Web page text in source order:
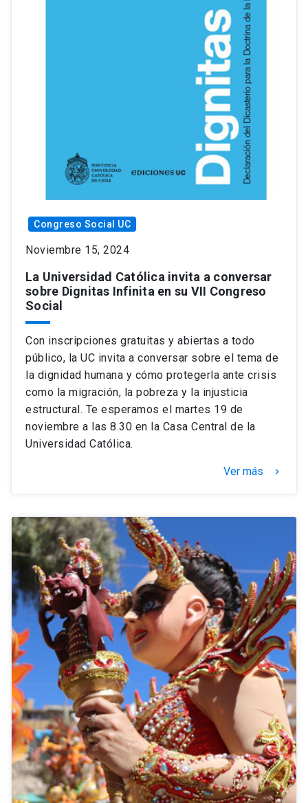
Congreso Social UC
Noviembre 15, 2024
La Universidad Católica invita a conversar
sobre Dignitas Infinita en su VII Congreso
Social
Con inscripciones gratuitas y abiertas a todo
público, la UC invita a conversar sobre el tema de
la dignidad humana y cómo protegerla ante crisis
como la migración, la pobreza y la injusticia
estructural. Te esperamos el martes 19 de
noviembre a las 8.30 en la Casa Central de la
Universidad Católica.
Ver más keyboard_arrow_right